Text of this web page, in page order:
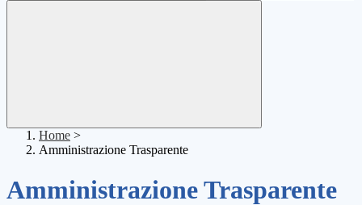
Home >
Amministrazione Trasparente
Amministrazione Trasparente